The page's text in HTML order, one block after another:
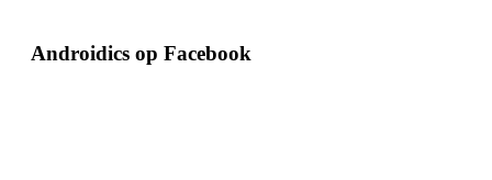
Androidics op Facebook